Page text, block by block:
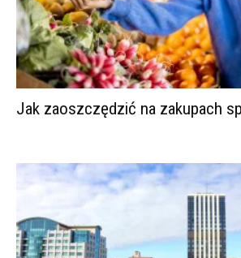
Jak zaoszczędzić na zakupach